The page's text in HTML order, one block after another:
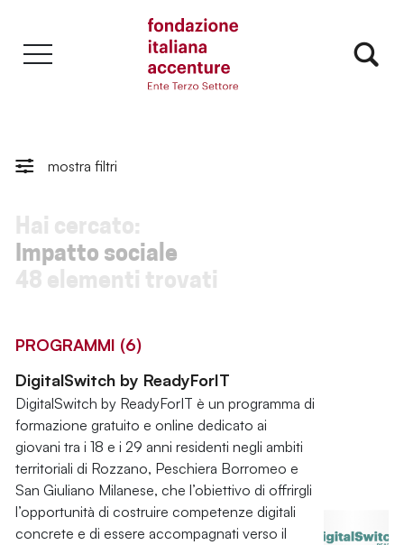
mostra filtri
Hai cercato:
Impatto sociale
48 elementi trovati
PROGRAMMI (6)
DigitalSwitch by ReadyForIT
DigitalSwitch by ReadyForIT è un programma di
formazione gratuito e online dedicato ai
giovani tra i 18 e i 29 anni residenti negli ambiti
territoriali di Rozzano, Peschiera Borromeo e
San Giuliano Milanese, che l’obiettivo di offrirgli
l’opportunità di costruire competenze digitali
concrete e di essere accompagnati verso il